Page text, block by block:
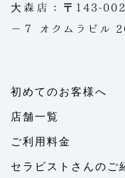
大森店：〒143-
−７ オクムラビル
初めてのお客様へ
店舗一覧
ご利用料金
セラピストさんのご